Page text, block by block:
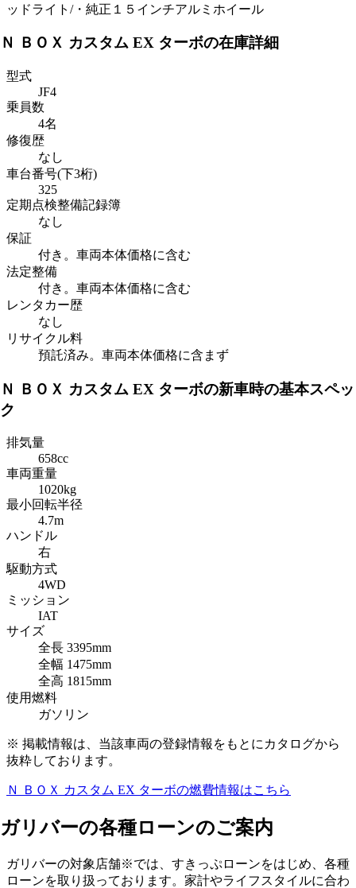
ッドライト/・純正１５インチアルミホイール
Ｎ ＢＯＸ カスタム EX ターボの在庫詳細
型式
JF4
乗員数
4名
修復歴
なし
車台番号(下3桁)
325
定期点検整備記録簿
なし
保証
付き。車両本体価格に含む
法定整備
付き。車両本体価格に含む
レンタカー歴
なし
リサイクル料
預託済み。車両本体価格に含まず
Ｎ ＢＯＸ カスタム EX ターボの新車時の基本スペッ
ク
排気量
658cc
車両重量
1020kg
最小回転半径
4.7m
ハンドル
右
駆動方式
4WD
ミッション
IAT
サイズ
全長 3395mm
全幅 1475mm
全高 1815mm
使用燃料
ガソリン
※ 掲載情報は、当該車両の登録情報をもとにカタログから
抜粋しております。
Ｎ ＢＯＸ カスタム EX ターボの燃費情報はこちら
ガリバーの各種ローンのご案内
ガリバーの対象店舗※では、すきっぷローンをはじめ、各種
ローンを取り扱っております。家計やライフスタイルに合わ